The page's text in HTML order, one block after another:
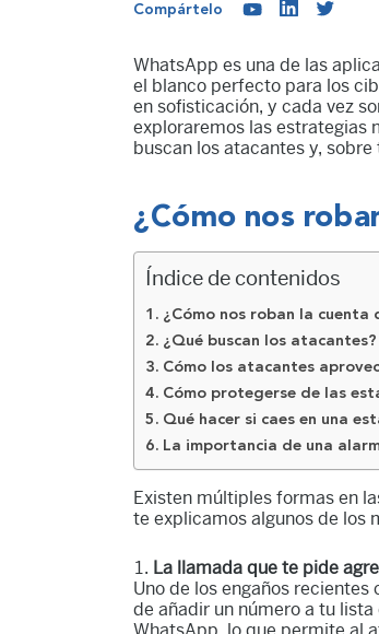
Compártelo
WhatsApp es una de las
el blanco perfecto para los
en sofisticación, y cada vez
exploraremos las estrategias
buscan los atacantes y,
¿Cómo nos
Índice de contenidos
¿Cómo nos roban la cuenta
¿Qué buscan los atacantes?
Cómo los atacantes
Cómo protegerse de las
Qué hacer si caes en una
La importancia de una
Existen múltiples formas en
te explicamos algunos de los
La llamada que te pide
Uno de los engaños
de añadir un número a tu